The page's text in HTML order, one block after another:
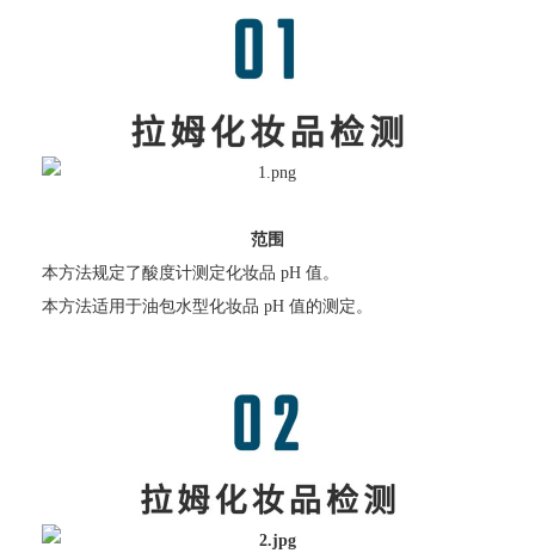
范围
本方法规定了酸度计测定化妆品 pH 值。
本方法适用于油包水型化妆品 pH 值的测定。